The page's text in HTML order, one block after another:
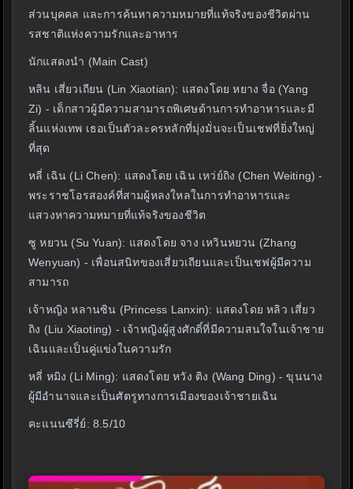
ส่วนบุคคล และการค้นหาความหมายที่แท้จริงของชีวิตผ่าน
รสชาติแห่งความรักและอาหาร
นักแสดงนำ (Main Cast)
หลิน เสี่ยวเถียน (Lin Xiaotian): แสดงโดย หยาง จื่อ (Yang
Zi) - เด็กสาวผู้มีความสามารถพิเศษด้านการทำอาหารและมี
ลิ้นแห่งเทพ เธอเป็นตัวละครหลักที่มุ่งมั่นจะเป็นเชฟที่ยิ่งใหญ่
ที่สุด
หลี่ เฉิน (Li Chen): แสดงโดย เฉิน เหว่ย์ถิง (Chen Weiting) -
พระราชโอรสองค์ที่สามผู้หลงใหลในการทำอาหารและ
แสวงหาความหมายที่แท้จริงของชีวิต
ซู หยวน (Su Yuan): แสดงโดย จาง เหวินหยวน (Zhang
Wenyuan) - เพื่อนสนิทของเสี่ยวเถียนและเป็นเชฟผู้มีความ
สามารถ
เจ้าหญิง หลานซิน (Princess Lanxin): แสดงโดย หลิว เสี่ยว
ถิง (Liu Xiaoting) - เจ้าหญิงผู้สูงศักดิ์ที่มีความสนใจในเจ้าชาย
เฉินและเป็นคู่แข่งในความรัก
หลี่ หมิง (Li Ming): แสดงโดย หวัง ติง (Wang Ding) - ขุนนาง
ผู้มีอำนาจและเป็นศัตรูทางการเมืองของเจ้าชายเฉิน
คะแนนซีรี่ย์: 8.5/10